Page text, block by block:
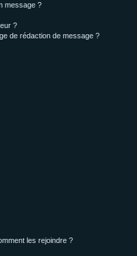
message ?
?
de rédaction de message ?
les rejoindre ?